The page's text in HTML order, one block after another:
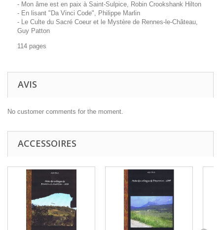
- Mon âme est en paix à Saint-Sulpice, Robin Crookshank Hilton
- En lisant "Da Vinci Code", Philippe Marlin
- Le Culte du Sacré Coeur et le Mystère de Rennes-le-Château,
Guy Patton
114 pages
AVIS
No customer comments for the moment.
ACCESSOIRES